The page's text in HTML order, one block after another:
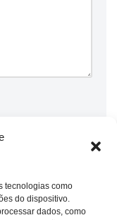
tecnologias como
do dispositivo.
dados, como